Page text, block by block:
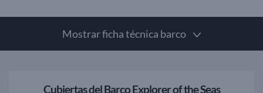
Mostrar ficha técnica barco
Cubiertas del Barco Explorer of the Seas